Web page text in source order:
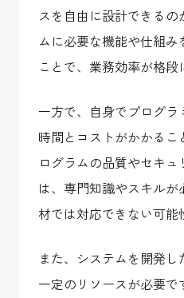
スを自由に設計できる
ムに必要な機能や仕組
ことで、業務効率が格段
一方で、自身でプログ
時間とコストがかかる
ログラムの品質やセキ
は、専門知識やスキル
材では対応できない可能
また、システムを開発
一定のリソースが必要